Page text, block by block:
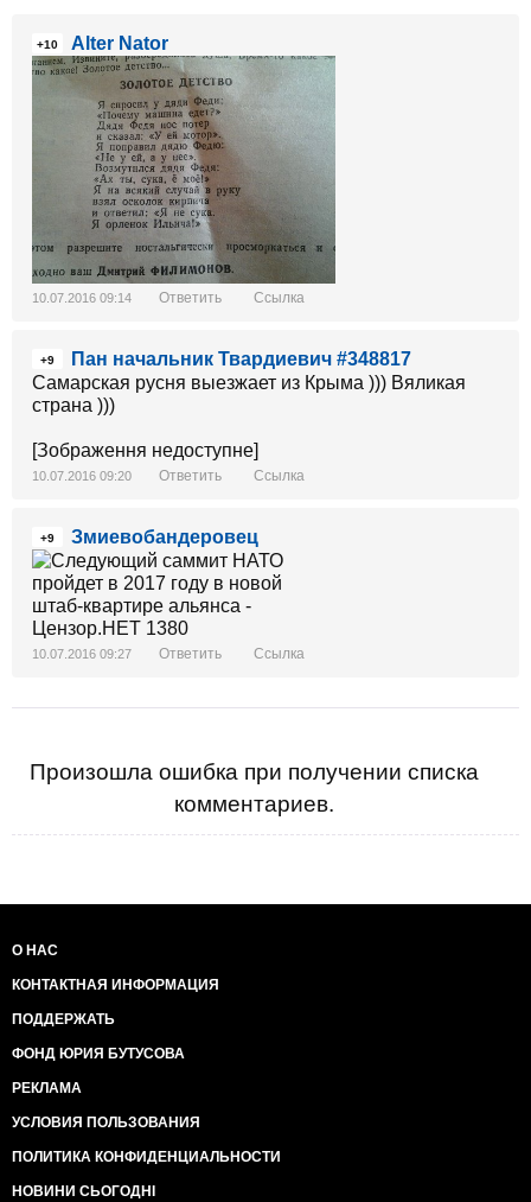
+10 Alter Nator
10.07.2016 09:14 Ответить Ссылка
+9
Пан начальник Твардиевич #348817
Самарская русня выезжает из Крыма ))) Вяликая
страна )))
[Зображення недоступне]
10.07.2016 09:20 Ответить Ссылка
+9 Змиевобандеровец
10.07.2016 09:27 Ответить Ссылка
Произошла ошибка при получении списка
комментариев.
О НАС
КОНТАКТНАЯ ИНФОРМАЦИЯ
ПОДДЕРЖАТЬ
ФОНД ЮРИЯ БУТУСОВА
РЕКЛАМА
УСЛОВИЯ ПОЛЬЗОВАНИЯ
ПОЛИТИКА КОНФИДЕНЦИАЛЬНОСТИ
НОВИНИ СЬОГОДНІ